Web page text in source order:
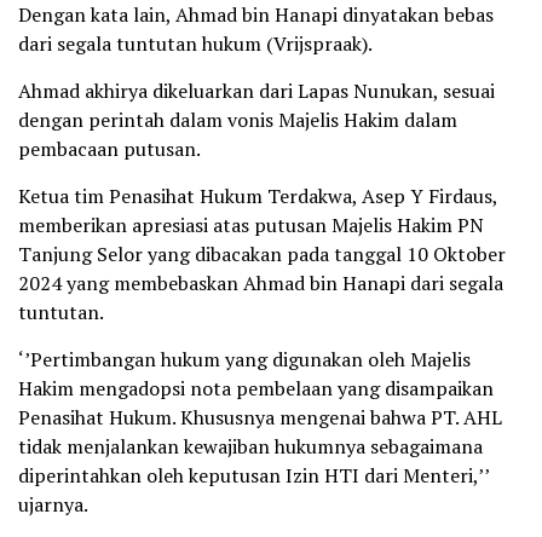
Dengan kata lain, Ahmad bin Hanapi dinyatakan bebas
dari segala tuntutan hukum (Vrijspraak).
Ahmad akhirya dikeluarkan dari Lapas Nunukan, sesuai
dengan perintah dalam vonis Majelis Hakim dalam
pembacaan putusan.
Ketua tim Penasihat Hukum Terdakwa, Asep Y Firdaus,
memberikan apresiasi atas putusan Majelis Hakim PN
Tanjung Selor yang dibacakan pada tanggal 10 Oktober
2024 yang membebaskan Ahmad bin Hanapi dari segala
tuntutan.
‘’Pertimbangan hukum yang digunakan oleh Majelis
Hakim mengadopsi nota pembelaan yang disampaikan
Penasihat Hukum. Khususnya mengenai bahwa PT. AHL
tidak menjalankan kewajiban hukumnya sebagaimana
diperintahkan oleh keputusan Izin HTI dari Menteri,’’
ujarnya.